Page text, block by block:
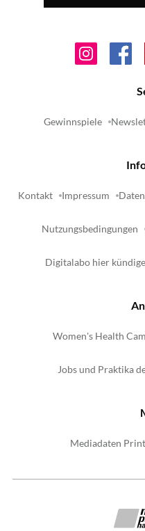
Gewinnspiele
Kontakt Impressum
Nutzungsbedingungen
Digitalabo hier
Women's Health
Jobs und Praktika
Mediadaten